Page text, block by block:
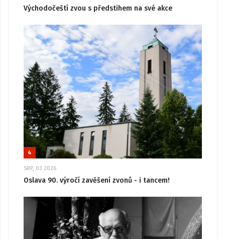
Východočeští zvou s předstihem na své akce
4
SRP, 03 2026
Oslava 90. výročí zavěšení zvonů - i tancem!